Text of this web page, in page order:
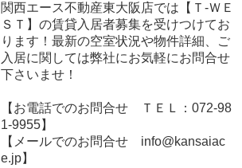
関西エース不動産東大阪店では【Ｔ-ＷＥ
ＳＴ】の賃貸入居者募集を受けつけてお
ります！最新の空室状況や物件詳細、ご
入居に関しては弊社にお気軽にお問合せ
下さいませ！
【お電話でのお問合せ ＴＥＬ：072-98
1-9955】
【メールでのお問合せ info@kansaiac
e.jp】